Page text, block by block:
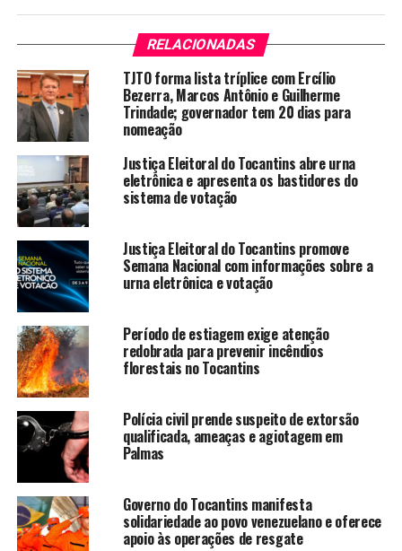
RELACIONADAS
TJTO forma lista tríplice com Ercílio
Bezerra, Marcos Antônio e Guilherme
Trindade; governador tem 20 dias para
nomeação
Justiça Eleitoral do Tocantins abre urna
eletrônica e apresenta os bastidores do
sistema de votação
Justiça Eleitoral do Tocantins promove
Semana Nacional com informações sobre a
urna eletrônica e votação
Período de estiagem exige atenção
redobrada para prevenir incêndios
florestais no Tocantins
Polícia civil prende suspeito de extorsão
qualificada, ameaças e agiotagem em
Palmas
Governo do Tocantins manifesta
solidariedade ao povo venezuelano e oferece
apoio às operações de resgate